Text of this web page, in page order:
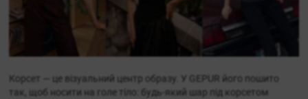
Корсет — це візуальний центр образу. У GEPUR його пошито
так, щоб носити на голе тіло: будь-який шар під корсетом